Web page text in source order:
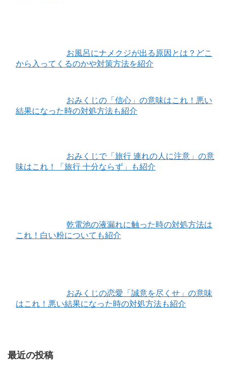
お風呂にナメクジが出る原因とは？どこ
から入ってくるのかや対策方法を紹介
おみくじの「信心」の意味はこれ！悪い
結果になった時の対処方法も紹介
おみくじで「旅行 連れの人に注意」の意
味はこれ！「旅行 十分ならず」も紹介
乾電池の液漏れに触った時の対処方法は
これ！白い粉についても紹介
おみくじの恋愛「誠意を尽くせ」の意味
はこれ！悪い結果になった時の対処方法も紹介
最近の投稿